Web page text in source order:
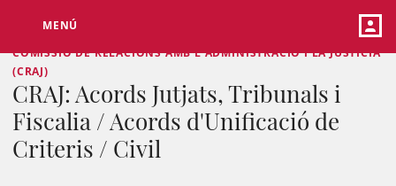
MENÚ
COMISSIÓ DE RELACIONS AMB L'ADMINISTRACIÓ I LA JUSTÍCIA
(CRAJ)
CRAJ: Acords Jutjats, Tribunals i
Fiscalia / Acords d'Unificació de
Criteris / Civil